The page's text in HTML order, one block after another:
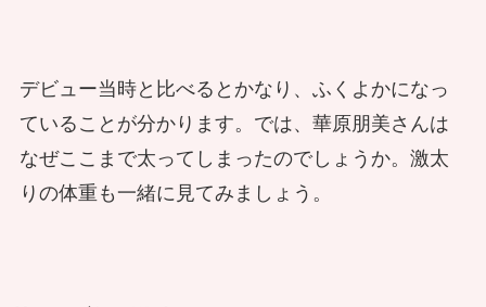
デビュー当時と比べるとかなり、ふくよかになっ
ていることが分かります。では、華原朋美さんは
なぜここまで太ってしまったのでしょうか。激太
りの体重も一緒に見てみましょう。